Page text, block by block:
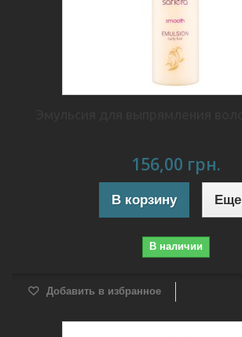
156,00 грн.
В корзину Еще
В наличии
Добавить в избранное